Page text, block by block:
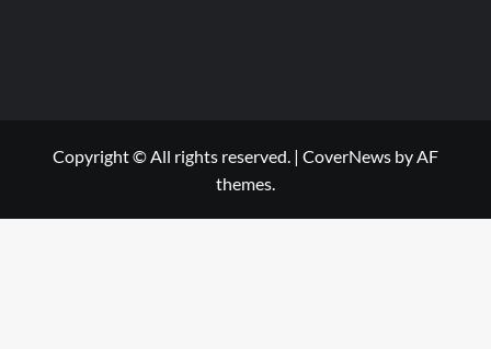
Copyright © All rights reserved. | CoverNews by AF
themes.